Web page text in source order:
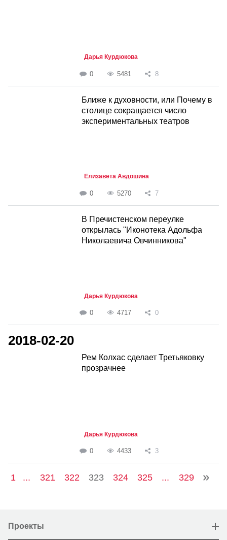
Дарья Курдюкова
0 5481 8
Ближе к духовности, или Почему в
столице сокращается число
экспериментальных театров
Елизавета Авдошина
0 5270 7
В Пречистенском переулке
открылась "Иконотека Адольфа
Николаевича Овчинникова"
Дарья Курдюкова
0 4717 0
2018-02-20
Рем Колхас сделает Третьяковку
прозрачнее
Дарья Курдюкова
0 4433 3
1 ... 321 322 323 324 325 ... 329
Проекты